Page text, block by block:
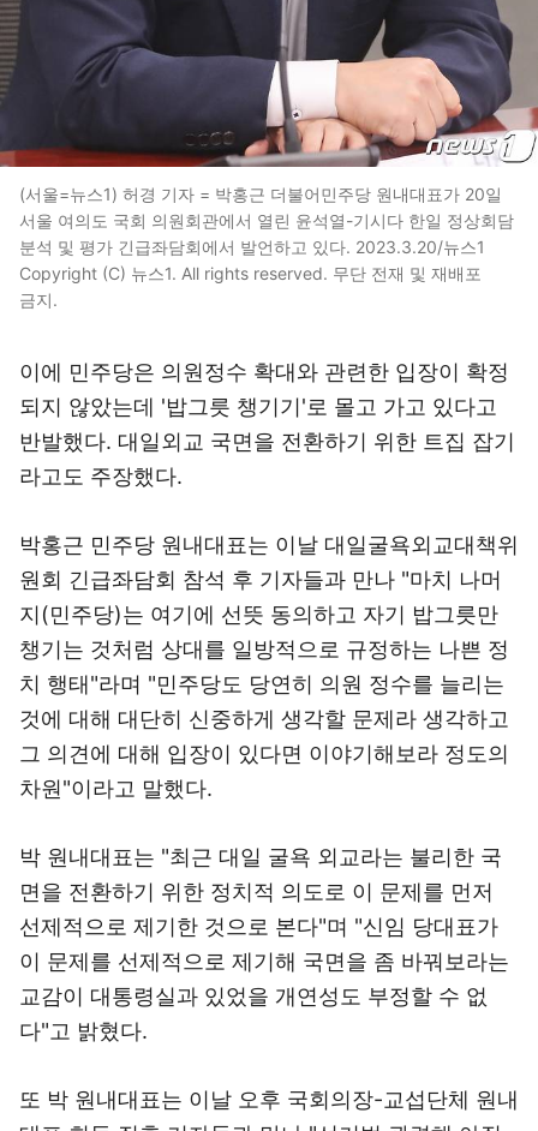
(서울=뉴스1) 허경 기자 = 박홍근 더불어민주당 원내대표가 20일
서울 여의도 국회 의원회관에서 열린 윤석열-기시다 한일 정상회담
분석 및 평가 긴급좌담회에서 발언하고 있다. 2023.3.20/뉴스1
Copyright (C) 뉴스1. All rights reserved. 무단 전재 및 재배포
금지.
이에 민주당은 의원정수 확대와 관련한 입장이 확정
되지 않았는데 '밥그릇 챙기기'로 몰고 가고 있다고
반발했다. 대일외교 국면을 전환하기 위한 트집 잡기
라고도 주장했다.
박홍근 민주당 원내대표는 이날 대일굴욕외교대책위
원회 긴급좌담회 참석 후 기자들과 만나 "마치 나머
지(민주당)는 여기에 선뜻 동의하고 자기 밥그릇만
챙기는 것처럼 상대를 일방적으로 규정하는 나쁜 정
치 행태"라며 "민주당도 당연히 의원 정수를 늘리는
것에 대해 대단히 신중하게 생각할 문제라 생각하고
그 의견에 대해 입장이 있다면 이야기해보라 정도의
차원"이라고 말했다.
박 원내대표는 "최근 대일 굴욕 외교라는 불리한 국
면을 전환하기 위한 정치적 의도로 이 문제를 먼저
선제적으로 제기한 것으로 본다"며 "신임 당대표가
이 문제를 선제적으로 제기해 국면을 좀 바꿔보라는
교감이 대통령실과 있었을 개연성도 부정할 수 없
다"고 밝혔다.
또 박 원내대표는 이날 오후 국회의장-교섭단체 원내